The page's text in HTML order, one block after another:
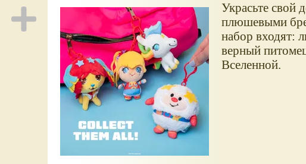
Украсьте свой
плюшевыми
набор входят:
верный
Вселенной.